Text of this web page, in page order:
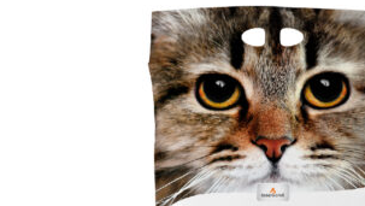
Concept for Life pro kočky — Krmivo
Feringa pro kočky — Lisované za
Fontány pro kočky